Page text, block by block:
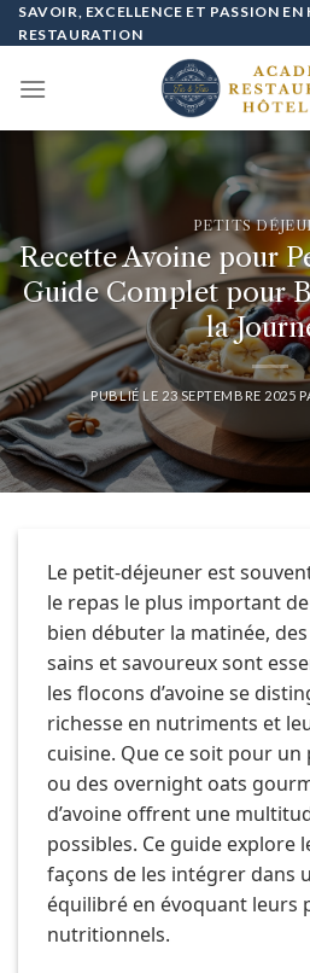
Passer
au
SAVOIR, EXCELLENCE ET PASSION EN
RESTAURATION
PETITS
Recette Avoine pour
Guide Complet pour
la
PUBLIÉ LE 23 SEPTEMBRE 2025
Le petit-déjeuner est
le repas le plus important
bien débuter la matinée,
sains et savoureux sont
les flocons d’avoine se
richesse en nutriments et
cuisine. Que ce soit pour
ou des overnight oats
d’avoine offrent une
possibles. Ce guide explore
façons de les intégrer dans
équilibré en évoquant leurs
nutritionnels.